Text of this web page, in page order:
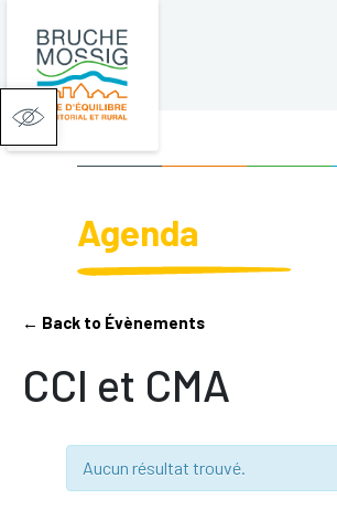
Ouvrir la barre d’outils
Agenda
← Back to Évènements
CCI et CMA
Aucun résultat trouvé.